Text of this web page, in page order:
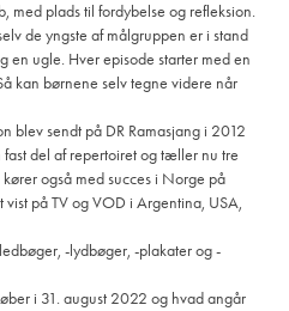
med plads til fordybelse og refleksion.
de yngste af målgruppen er i stand
en ugle. Hver episode starter med en
kan børnene selv tegne videre når
blev sendt på DR Ramasjang i 2012
del af repertoiret og tæller nu tre
også med succes i Norge på
på TV og VOD i Argentina, USA,
-lydbøger, -plakater og -
i 31. august 2022 og hvad angår